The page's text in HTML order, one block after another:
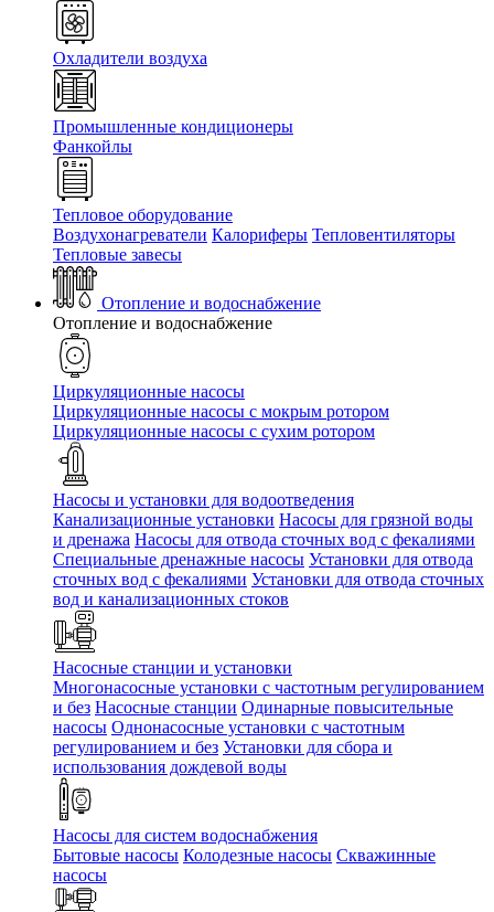
Охладители воздуха
Промышленные кондиционеры
Фанкойлы
Тепловое оборудование
Воздухонагреватели Калориферы Тепловентиляторы
Тепловые завесы
Отопление и водоснабжение
Отопление и водоснабжение
Циркуляционные насосы
Циркуляционные насосы с мокрым ротором
Циркуляционные насосы с сухим ротором
Насосы и установки для водоотведения
Канализационные установки Насосы для грязной воды
и дренажа Насосы для отвода сточных вод c фекалиями
Специальные дренажные насосы Установки для отвода
сточных вод c фекалиями Установки для отвода сточных
вод и канализационных стоков
Насосные станции и установки
Многонасосные установки с частотным регулированием
и без Насосные станции Одинарные повысительные
насосы Однонасосные установки с частотным
регулированием и без Установки для сбора и
использования дождевой воды
Насосы для систем водоснабжения
Бытовые насосы Колодезные насосы Скважинные
насосы